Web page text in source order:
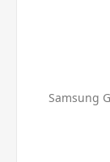
Samsung